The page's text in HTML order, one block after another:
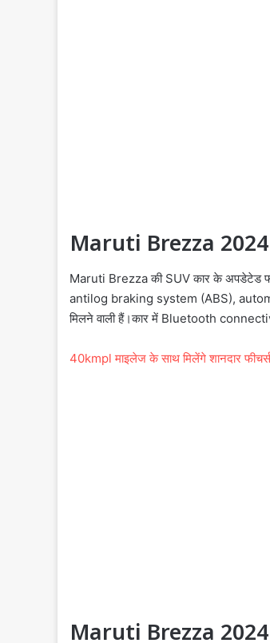
Maruti Brezza 2024
Maruti Brezza की SUV कार के अपडेटेड
antilog braking system (ABS),
मिलने वाली हैं।कार में Bluetooth
40kmpl माइलेज के साथ मिलेंगे शानदार
Maruti Brezza